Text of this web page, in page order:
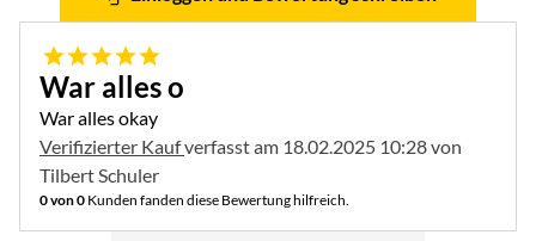
5 von 5
War alles o
War alles okay
Verifizierter Kaufverfasst am 18.02.2025 10:28 von
Tilbert Schuler
0 von 0 Kunden fanden diese Bewertung hilfreich.